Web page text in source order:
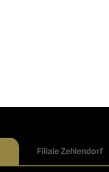
Filiale Zehlendorf